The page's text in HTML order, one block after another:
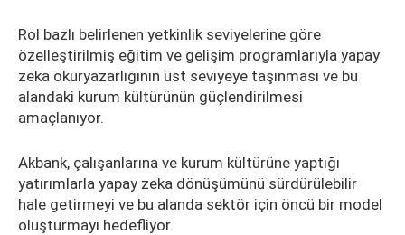
Rol bazlı belirlenen yetkinlik seviyelerine göre
özelleştirilmiş eğitim ve gelişim programlarıyla yapay
zeka okuryazarlığının üst seviyeye taşınması ve bu
alandaki kurum kültürünün güçlendirilmesi
amaçlanıyor.
Akbank, çalışanlarına ve kurum kültürüne yaptığı
yatırımlarla yapay zeka dönüşümünü sürdürülebilir
hale getirmeyi ve bu alanda sektör için öncü bir model
oluşturmayı hedefliyor.